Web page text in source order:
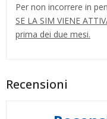
Per non incorrere in
SE LA SIM VIENE
prima dei due mesi.
Recensioni